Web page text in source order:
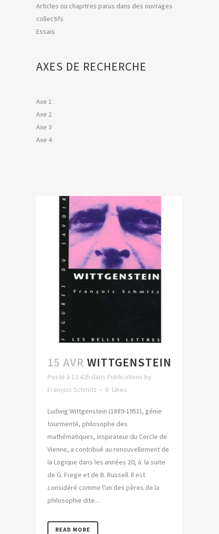
Articles ou chapitres parus dans des ouvrages
collectifs
Essais
AXES DE RECHERCHE
Axe 1
Axe 2
Axe 3
Axe 4
15 AVR WITTGENSTEIN
Posté à 12:42h dans Publications by
François Schmitz
0 Likes
Ludwig Wittgenstein (1889-1951), génie
tourmenté, philosophe des
mathématiques, inspirateur du Cercle de
Vienne, a contribué au renouvellement de
la Logique dans les années 20, à la suite
de G. Frege et de B. Russell. Il est
considéré comme l'un des pères de la
philosophie dite...
READ MORE